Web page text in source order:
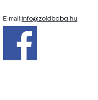
E-mail:info@zoldbaba.hu